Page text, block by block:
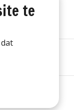
te